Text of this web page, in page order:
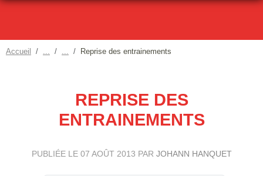
Accueil Reprise des entrainements
REPRISE DES
ENTRAINEMENTS
PUBLIÉE LE 07 AOÛT 2013 PAR JOHANN HANQUET